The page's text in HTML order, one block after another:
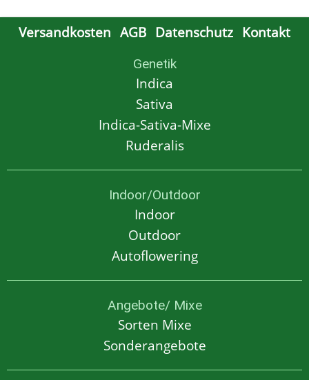
Versandkosten AGB Datenschutz Kontakt
Genetik
Indica
Sativa
Indica-Sativa-Mixe
Ruderalis
Indoor/Outdoor
Indoor
Outdoor
Autoflowering
Angebote/ Mixe
Sorten Mixe
Sonderangebote